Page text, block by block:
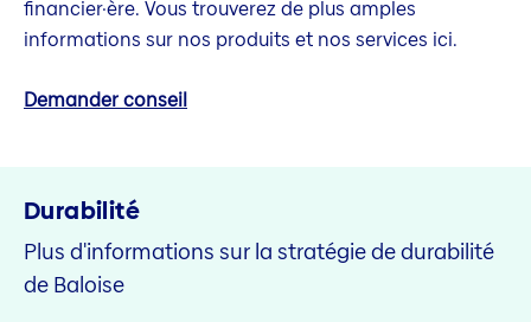
financier·ère. Vous trouverez de plus amples
informations sur nos produits et nos services ici.
Demander conseil
Durabilité
Plus d'informations sur la stratégie de durabilité
de Baloise